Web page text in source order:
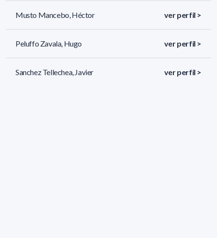
Musto Mancebo, Héctor ver perfil >
Peluffo Zavala, Hugo ver perfil >
Sanchez Tellechea, Javier ver perfil >